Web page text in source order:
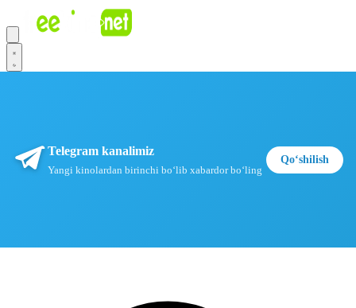
Telegram kanalimiz
Yangi kinolardan birinchi boʻlib xabardor boʻling
Qoʻshilish